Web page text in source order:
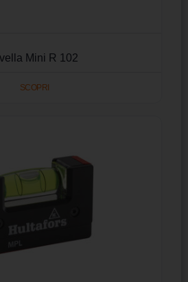
Mini R 102
SCOPRI